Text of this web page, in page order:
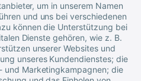
um in unserem Namen
und uns bei verschiedenen
können die Unterstützung bei
Dienste gehören, wie z. B.
unserer Websites und
unseres Kundendienstes; die
und Marketingkampagnen; die